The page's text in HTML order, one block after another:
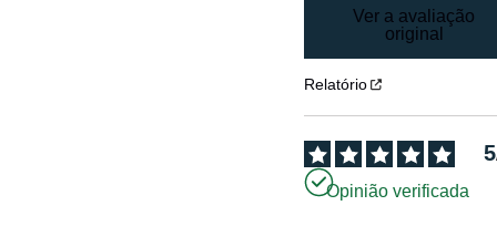
Ver a avaliação
original
Relatório
5
Opinião verificada